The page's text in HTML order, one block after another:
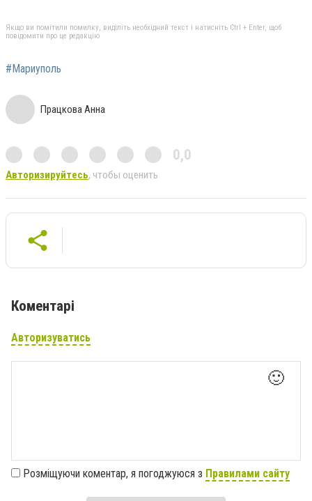
Якщо ви помітили помилку, виділіть необхідний текст і натисніть Ctrl + Enter, щоб
повідомити про це редакцію
#Мариуполь
Працкова Анна
0,0
Авторизируйтесь, чтобы оценить
Коментарі
Авторизуватись
🙂
Розміщуючи коментар, я погоджуюся з Правилами сайту